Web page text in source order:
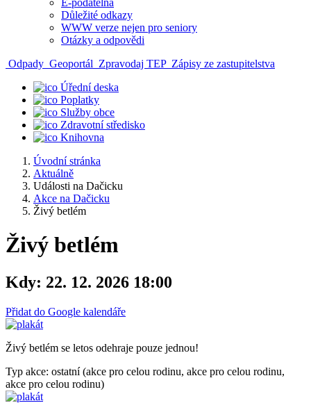
E-podatelna
Důležité odkazy
WWW verze nejen pro seniory
Otázky a odpovědi
Odpady Geoportál Zpravodaj TEP Zápisy ze zastupitelstva
Úřední deska
Poplatky
Služby obce
Zdravotní středisko
Knihovna
Úvodní stránka
Aktuálně
Události na Dačicku
Akce na Dačicku
Živý betlém
Živý betlém
Kdy: 22. 12. 2026 18:00
Přidat do Google kalendáře
Živý betlém se letos odehraje pouze jednou!
Typ akce: ostatní (akce pro celou rodinu, akce pro celou rodinu,
akce pro celou rodinu)